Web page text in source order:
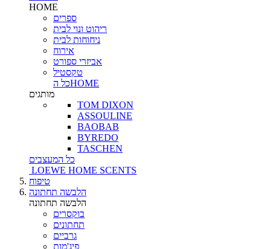
HOME
ספרים
ריהוט ונוי לבית
ניחוחות לבית
אירוח
אביזרי ספורט
טקסטיל
כל הHOME
מותגים
TOM DIXON
ASSOULINE
BAOBAB
BYREDO
TASCHEN
כל המעצבים
LOEWE HOME SCENTS
טיפוח
הלבשה תחתונה
הלבשה תחתונה
בוקסרים
תחתונים
גרביים
פיג'מות